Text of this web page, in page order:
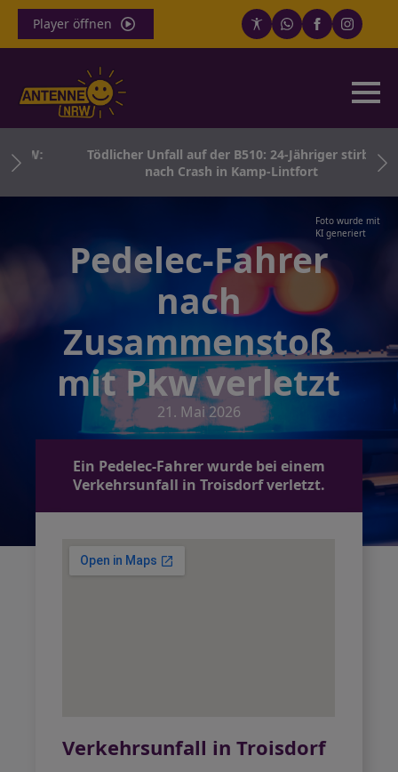
Player öffnen
Tödlicher Unfall auf der B510: 24-Jähriger stirbt
nach Crash in Kamp-Lintfort
Foto wurde mit
KI generiert
Pedelec-Fahrer
nach
Zusammenstoß
mit Pkw verletzt
21. Mai 2026
Ein Pedelec-Fahrer wurde bei einem
Verkehrsunfall in Troisdorf verletzt.
Verkehrsunfall in Troisdorf